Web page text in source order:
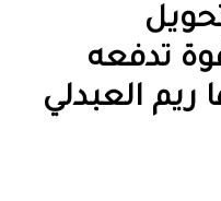
تدفعه
ريم العبدلي